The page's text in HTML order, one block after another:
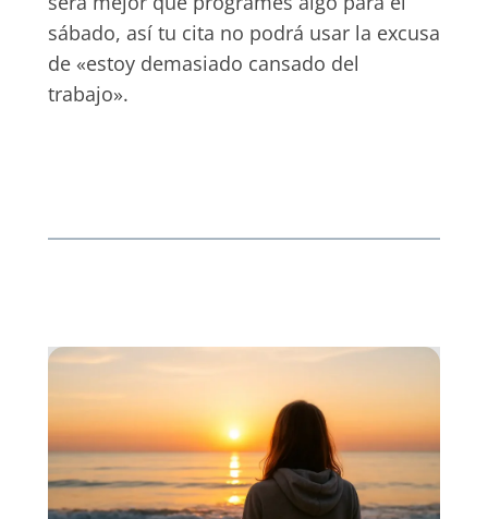
sábado, así tu cita no podrá usar la excusa
de «estoy demasiado cansado del
trabajo».